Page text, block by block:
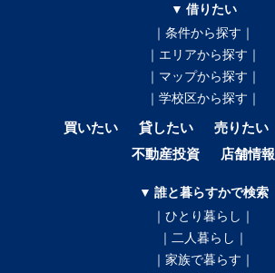
▼ 借りたい
｜条件から探す｜
｜エリアから探す｜
｜マップから探す｜
｜学校区から探す｜
買いたい 貸したい 売りたい
不動産投資
店舗情報
▼ 誰と暮らすかで検索
｜ひとり暮らし｜
｜二人暮らし｜
｜家族で暮らす｜